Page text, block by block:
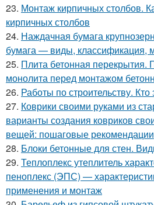
23. Монтаж кирпичных столбов.
кирпичных столбов
24. Наждачная бумага
бумага — виды, классификация,
25. Плита бетонная перекрытия.
монолита перед монтажом
26. Работы по строительству. Кто
27. Коврики своими руками из
варианты создания ковриков
вещей: пошаговые рекомендации
28. Блоки бетонные для стен.
29. Теплоплекс утеплитель
пеноплекс (ЭПС) —
применения и монтаж